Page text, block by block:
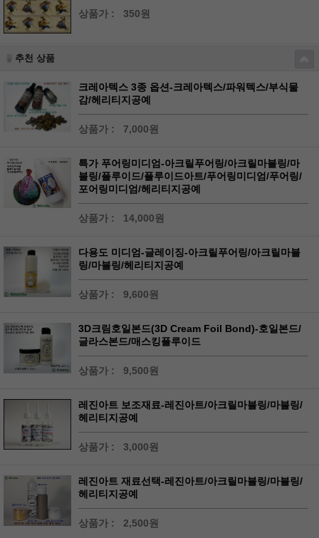
상품가 : 350원
추천 상품
크레아텍스 3종 옵션-크레아텍스/파워텍스/부식물
감/헤리티지공예
상품가 : 7,000원
특가 푸어링미디엄-아크릴푸어링/아크릴마블링/마
블링/플루이드/플루이드아트/푸어링미디엄/푸어링/
포어링미디엄/헤리티지공예
상품가 : 14,000원
다용도 미디엄-글레이징-아크릴푸어링/아크릴마블
링/마블링/헤리티지공예
상품가 : 9,600원
3D크림호일본드(3D Cream Foil Bond)-호일본드/
글라스본드/매스킹플루이드
상품가 : 9,500원
레진아트 보조재료-레진아트/아크릴마블링/마블링/
헤리티지공예
상품가 : 3,000원
레진아트 재료선택-레진아트/아크릴마블링/마블링/
헤리티지공예
상품가 : 2,500원